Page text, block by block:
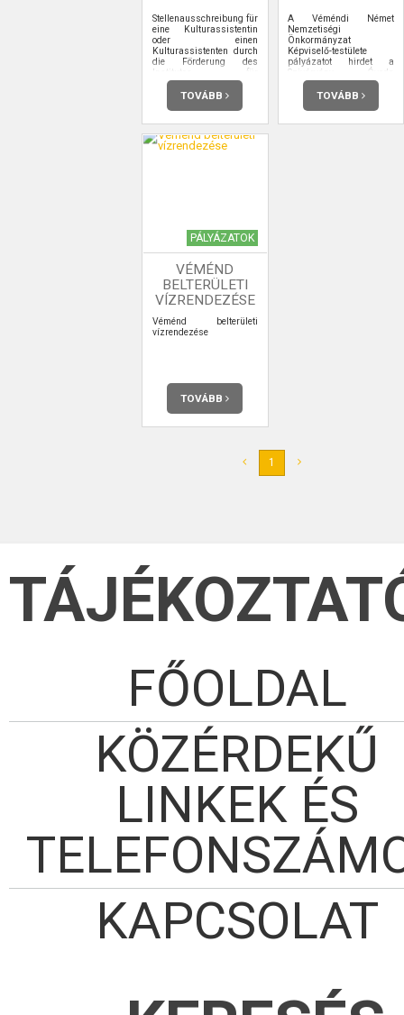
Stellenausschreibung für
eine Kulturassistentin
oder einen
Kulturassistenten durch
die Förderung des
Institutes für
Auslandsbeziehungen
TOVÁBB
A Véméndi Német
Nemzetiségi
Önkormányzat
Képviselő-testülete
pályázatot hirdet a
Szivárvány Óvoda
Véménd (Regenbogen
Kindergarten Wemend)
álláshely betöltésére
TOVÁBB
PÁLYÁZATOK
VÉMÉND
BELTERÜLETI
VÍZRENDEZÉSE
Véménd belterületi
vízrendezése
TOVÁBB
1
FŐOLDAL
KÖZÉRDEKŰ
LINKEK ÉS
KAPCSOLAT